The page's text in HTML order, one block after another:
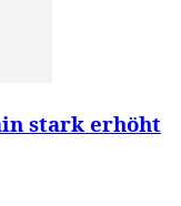
stark erhöht